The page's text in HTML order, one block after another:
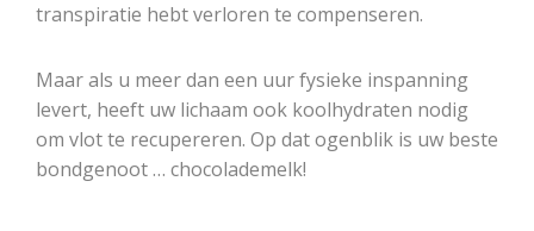
transpiratie hebt verloren te compenseren.
Maar als u meer dan een uur fysieke inspanning
levert, heeft uw lichaam ook koolhydraten nodig
om vlot te recupereren. Op dat ogenblik is uw beste
bondgenoot … chocolademelk!